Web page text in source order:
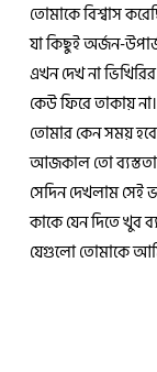
তোমাকে বিশ্বাস
যা কিছুই অর্জন-
এখন দেখ না
কেউ ফিরে তাকায় না।
তোমার কেন সময়
আজকাল তো
সেদিন দেখলাম
কাকে যেন দিতে খুব
যেগুলো তোমাকে